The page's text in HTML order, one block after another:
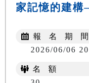
家記憶的建
報 名 期 間
2026/06/06
名 額